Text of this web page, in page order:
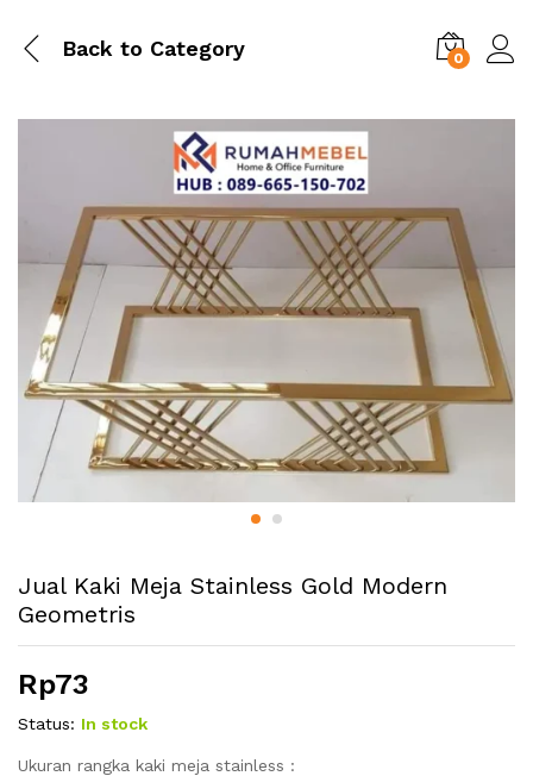
Back to Category 0
Jual Kaki Meja Stainless Gold Modern
Geometris
Rp73
Status: In stock
Ukuran rangka kaki meja stainless :